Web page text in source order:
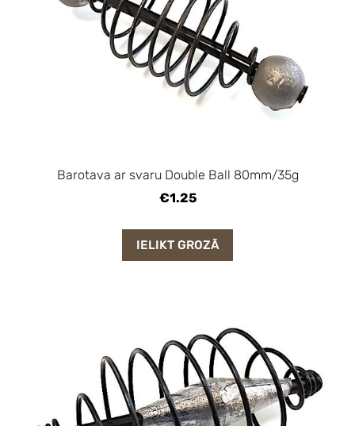
Barotava ar svaru Double Ball 80mm/35g
€1.25
IELIKT GROZĀ